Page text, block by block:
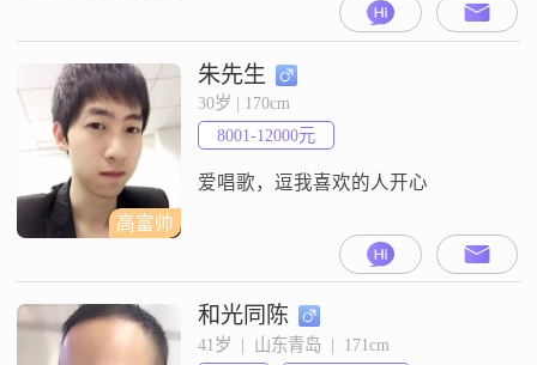
8001到12000元之间，虽然学历是中
专，但我一直在努力提升自己
##3002##我性格稳重可靠，幽默风
趣，喜欢在生活中找寻乐趣
##3002##我勤俭节约，懂得如何合
理规划财务，也喜欢规划未来，追
求稳定安逸的生活##3002
高富帅
朱先生
30岁 | 170cm
8001-12000元
爱唱歌，逗我喜欢的人开心
和光同陈
41岁  |  山东青岛  |  171cm